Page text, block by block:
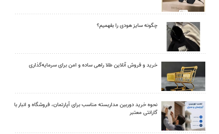
چگونه سایز هودی را بفهمیم؟
خرید و فروش آنلاین طلا راهی ساده و امن برای سرمایه‌گذاری
نحوه خرید دوربین مداربسته مناسب برای آپارتمان، فروشگاه و انبار با
گارانتی معتبر